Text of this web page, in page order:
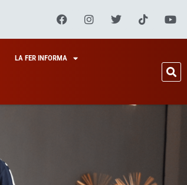
LA FER INFORMA